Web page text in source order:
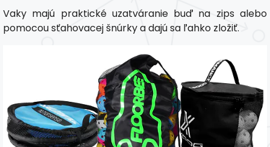
Vaky majú praktické uzatváranie buď na zips alebo
pomocou sťahovacej šnúrky a dajú sa ľahko zložiť.